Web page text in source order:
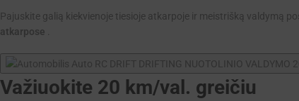
Pajuskite galią kiekvienoje tiesioje atkarpoje ir meistrišką valdymą
atkarpose
Važiuokite 20 km/val. greičiu